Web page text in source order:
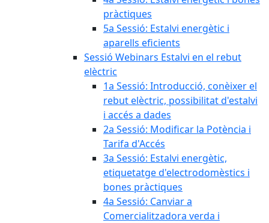
pràctiques
5a Sessió: Estalvi energètic i
aparells eficients
Sessió Webinars Estalvi en el rebut
elèctric
1a Sessió: Introducció, conèixer el
rebut elèctric, possibilitat d'estalvi
i accés a dades
2a Sessió: Modificar la Potència i
Tarifa d'Accés
3a Sessió: Estalvi energètic,
etiquetatge d'electrodomèstics i
bones pràctiques
4a Sessió: Canviar a
Comercialitzadora verda i